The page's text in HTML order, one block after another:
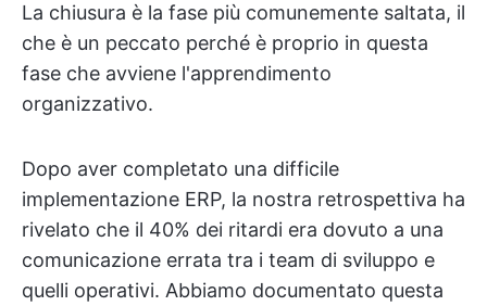
La chiusura è la fase più comunemente saltata, il
che è un peccato perché è proprio in questa
fase che avviene l'apprendimento
organizzativo.
Dopo aver completato una difficile
implementazione ERP, la nostra retrospettiva ha
rivelato che il 40% dei ritardi era dovuto a una
comunicazione errata tra i team di sviluppo e
quelli operativi. Abbiamo documentato questa